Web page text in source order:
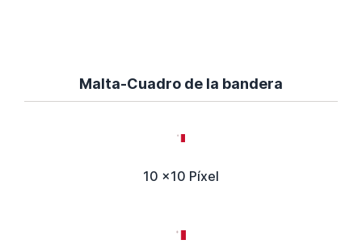
Malta-Cuadro de la bandera
10 x10 Píxel